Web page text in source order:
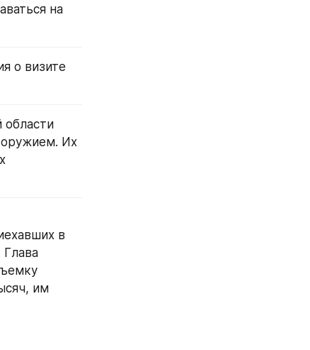
на
о визите
области
оружием. Их
в
Глава
им